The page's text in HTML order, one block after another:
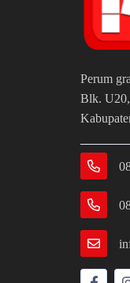
Perum
Blk.